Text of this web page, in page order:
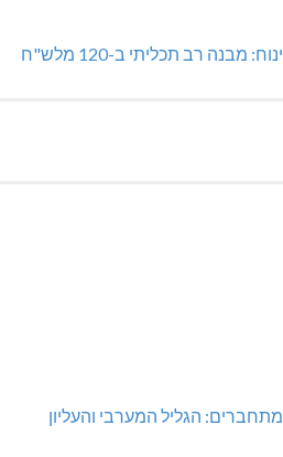
ינוח: מבנה רב תכליתי ב-120 מלש"ח
מתחברים: הגליל המערבי והעליון